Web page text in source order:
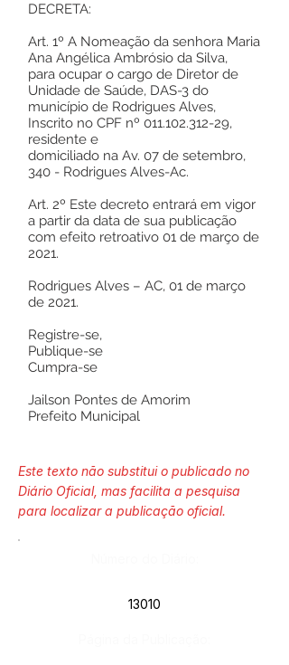
DECRETA:
Art. 1º A Nomeação da senhora Maria
Ana Angélica Ambrósio da Silva,
para ocupar o cargo de Diretor de
Unidade de Saúde, DAS-3 do
município de Rodrigues Alves,
Inscrito no CPF nº 011.102.312-29,
residente e
domiciliado na Av. 07 de setembro,
340 - Rodrigues Alves-Ac.
Art. 2º Este decreto entrará em vigor
a partir da data de sua publicação
com efeito retroativo 01 de março de
2021.
Rodrigues Alves – AC, 01 de março
de 2021.
Registre-se,
Publique-se
Cumpra-se
Jailson Pontes de Amorim
Prefeito Municipal
Este texto não substitui o publicado no
Diário Oficial, mas facilita a pesquisa
para localizar a publicação oficial.
13010